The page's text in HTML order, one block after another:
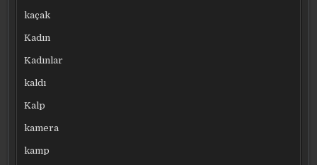
kaçak
Kadın
Kadınlar
kaldı
Kalp
kamera
kamp